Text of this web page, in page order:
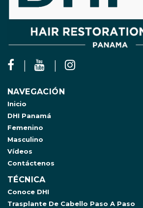
NAVEGACIÓN
Inicio
DHI Panamá
Femenino
Masculino
Vídeos
Contáctenos
TÉCNICA
Conoce DHI
Trasplante De Cabello Paso A Paso